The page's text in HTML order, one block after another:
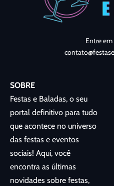
Entre
SOBRE
Festas e Baladas, o seu
portal definitivo para tudo
que acontece no universo
das festas e eventos
sociais! Aqui, você
encontra as últimas
novidades sobre festas,